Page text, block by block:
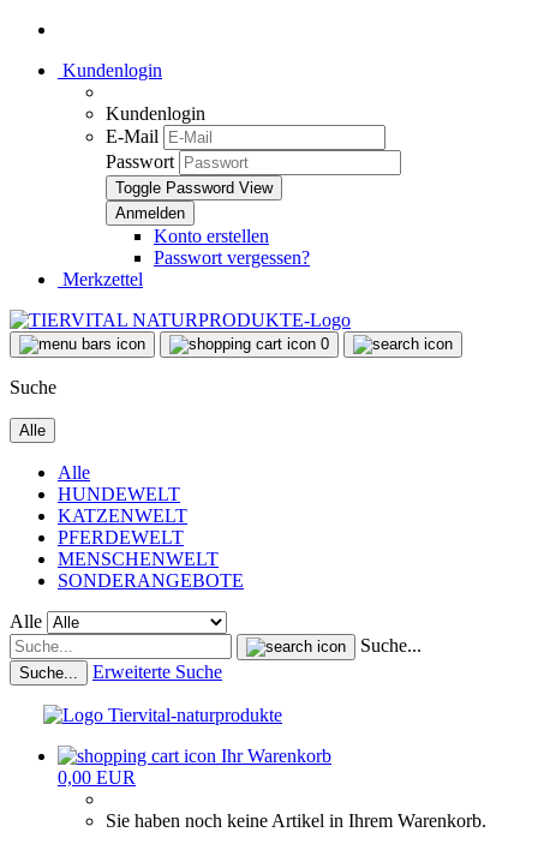
Kundenlogin
Kundenlogin
E-Mail
Passwort
Toggle Password View
Konto erstellen
Passwort vergessen?
Merkzettel
0
Suche
Alle
Alle
HUNDEWELT
KATZENWELT
PFERDEWELT
MENSCHENWELT
SONDERANGEBOTE
Alle
Suche...
Suche... Erweiterte Suche
Ihr Warenkorb
0,00 EUR
Sie haben noch keine Artikel in Ihrem Warenkorb.